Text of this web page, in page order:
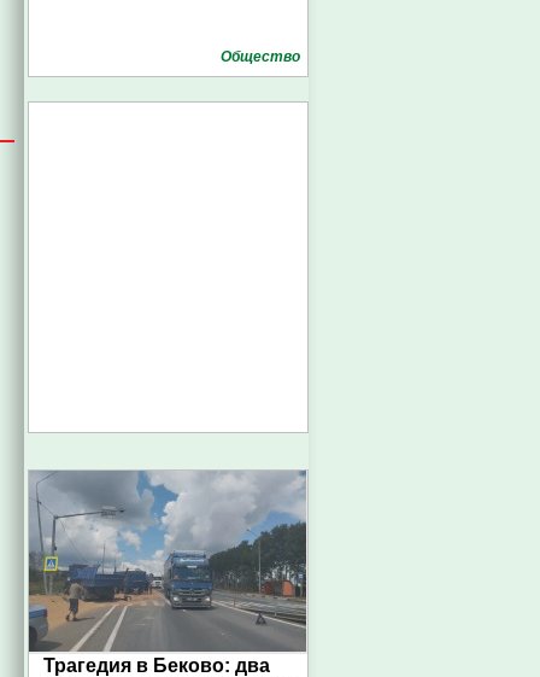
Общество
Трагедия в Беково: два